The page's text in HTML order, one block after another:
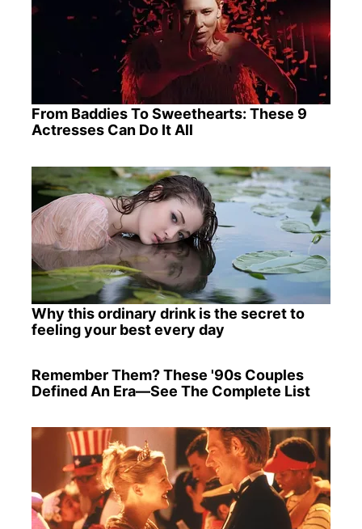
From Baddies To Sweethearts: These 9
Actresses Can Do It All
Why this ordinary drink is the secret to
feeling your best every day
Remember Them? These '90s Couples
Defined An Era—See The Complete List